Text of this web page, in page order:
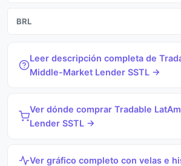
BRL
Leer descripción completa de
Middle-Market Lender SSTL →
Ver dónde comprar Tradable
Lender SSTL →
Ver gráfico completo con velas e